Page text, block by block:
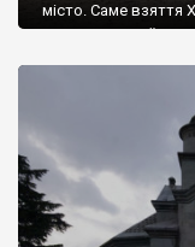
місто. Саме взяття
диктувати свої
Херсонесі
А потім було